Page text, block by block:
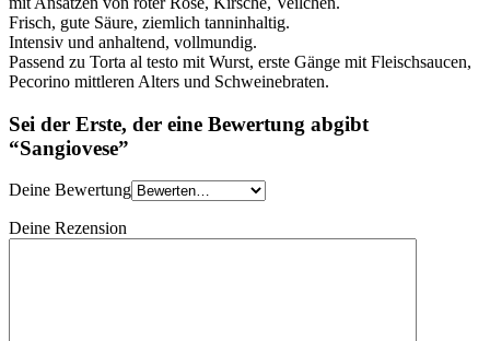
Frisch, gute Säure, ziemlich tanninhaltig.
Intensiv und anhaltend, vollmundig.
Passend zu Torta al testo mit Wurst, erste Gänge mit Fleischsaucen,
Pecorino mittleren Alters und Schweinebraten.
Sei der Erste, der eine Bewertung abgibt
“Sangiovese”
Deine Bewertung
Deine Rezension